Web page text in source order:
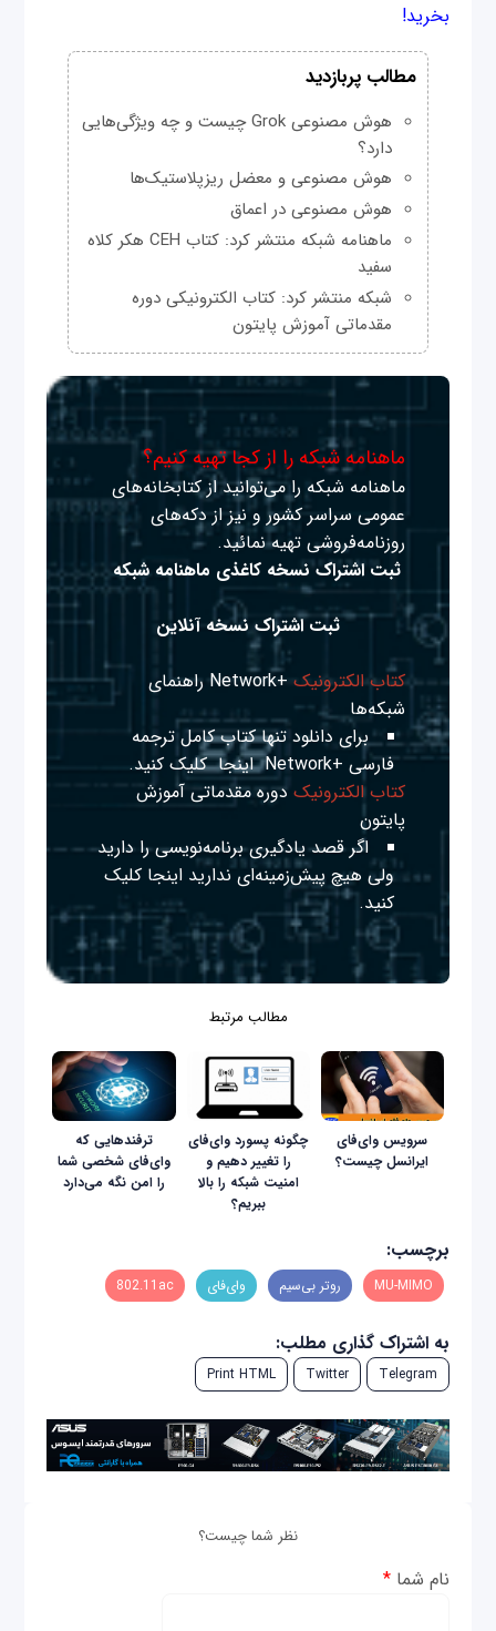
بخرید!
مطالب پربازدید
هوش مصنوعی Grok چیست و چه ویژگی‌هایی
دارد؟
هوش مصنوعی و معضل ریزپلاستیک‌ها
هوش مصنوعی در اعماق
ماهنامه شبکه منتشر کرد: کتاب CEH هکر کلاه
سفید
شبکه منتشر کرد: کتاب الکترونیکی دوره
مقدماتی آموزش پایتون
ماهنامه شبکه را از کجا تهیه کنیم؟
ماهنامه شبکه را می‌توانید از کتابخانه‌های
عمومی سراسر کشور و نیز از دکه‌های
روزنامه‌فروشی تهیه نمائید.
ثبت اشتراک نسخه کاغذی ماهنامه شبکه
ثبت اشتراک نسخه آنلاین
کتاب الکترونیک
+Network راهنمای
شبکه‌ها
برای دانلود تنها کتاب کامل ترجمه
فارسی +Network
اینجا کلیک کنید.
کتاب الکترونیک دوره مقدماتی آموزش
پایتون
اگر قصد یادگیری برنامه‌نویسی را دارید
ولی هیچ پیش‌زمینه‌ای نداریداینجا کلیک
کنید.
مطالب مرتبط
سرویس وای‌فای
ایرانسل چیست؟
چگونه پسورد وای‌فای
را تغییر دهیم و
امنیت شبکه را بالا
ببریم؟
ترفندهایی که
وای‌فای شخصی شما
را امن نگه می‌دارد
برچسب:
MU-MIMO روتر بی‌سیم وای‌فای 802.11ac
به اشتراک گذاری مطلب:
Telegram
Twitter
Print HTML
نظر شما چیست؟
نام شما*